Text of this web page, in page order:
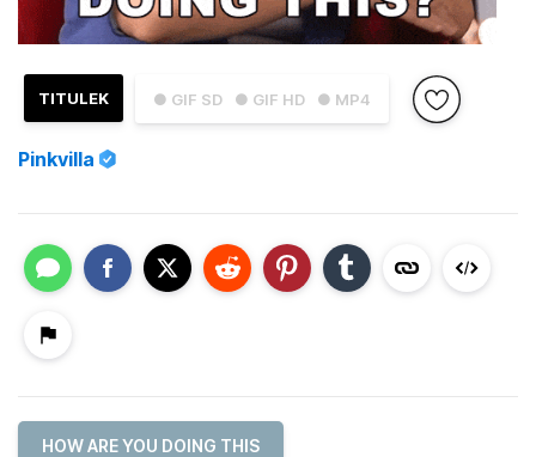
● GIF SD ● GIF HD ● MP4
TITULEK
Pinkvilla
HOW ARE YOU DOING THIS